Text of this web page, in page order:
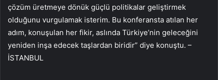
çözüm üretmeye dönük güçlü politikalar geliştirmek
olduğunu vurgulamak isterim. Bu konferansta atılan her
adım, konuşulan her fikir, aslında Türkiye’nin geleceğini
yeniden inşa edecek taşlardan biridir” diye konuştu. –
İSTANBUL